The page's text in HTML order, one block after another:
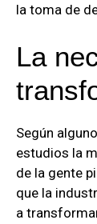
la toma de
La
Según
estudios la
de la gente
que la
a